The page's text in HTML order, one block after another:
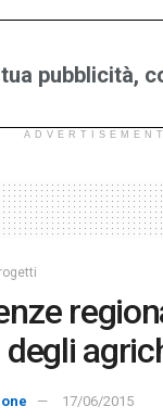
pubblicità,
ADVERTISEMENT
17/06/2015